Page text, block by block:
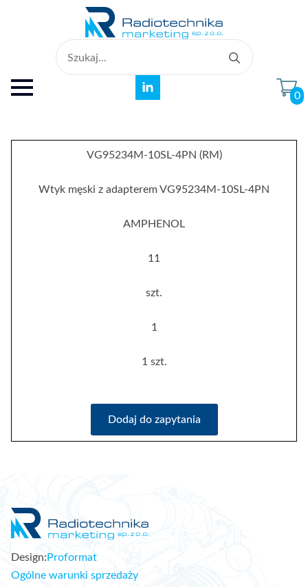
0
VG95234M-10SL-4PN (RM)
Wtyk męski z adapterem VG95234M-10SL-4PN
AMPHENOL
11
szt.
1
1 szt.
Dodaj do zapytania
Design: Proformat
Ogólne warunki sprzedaży